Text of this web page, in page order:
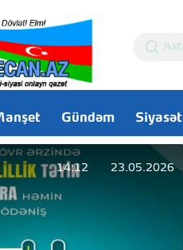
Gündəm Siyasət
14:12 23.05.2026